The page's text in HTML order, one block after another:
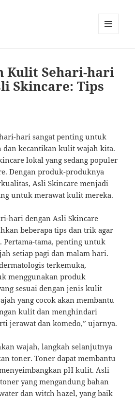
Kulit Sehari-hari
Skincare: Tips
hari sangat penting untuk
dan kecantikan kulit wajah kita.
lokal yang sedang populer
Dengan produk-produknya
Asli Skincare menjadi
untuk merawat kulit mereka.
hari dengan Asli Skincare
beberapa tips dan trik agar
Pertama-tama, penting untuk
setiap pagi dan malam hari.
terkemuka,
menggunakan produk
sesuai dengan jenis kulit
yang cocok akan membantu
kulit dan menghindari
jerawat dan komedo,” ujarnya.
wajah, langkah selanjutnya
toner. Toner dapat membantu
pH kulit. Asli
yang mengandung bahan
dan witch hazel, yang baik